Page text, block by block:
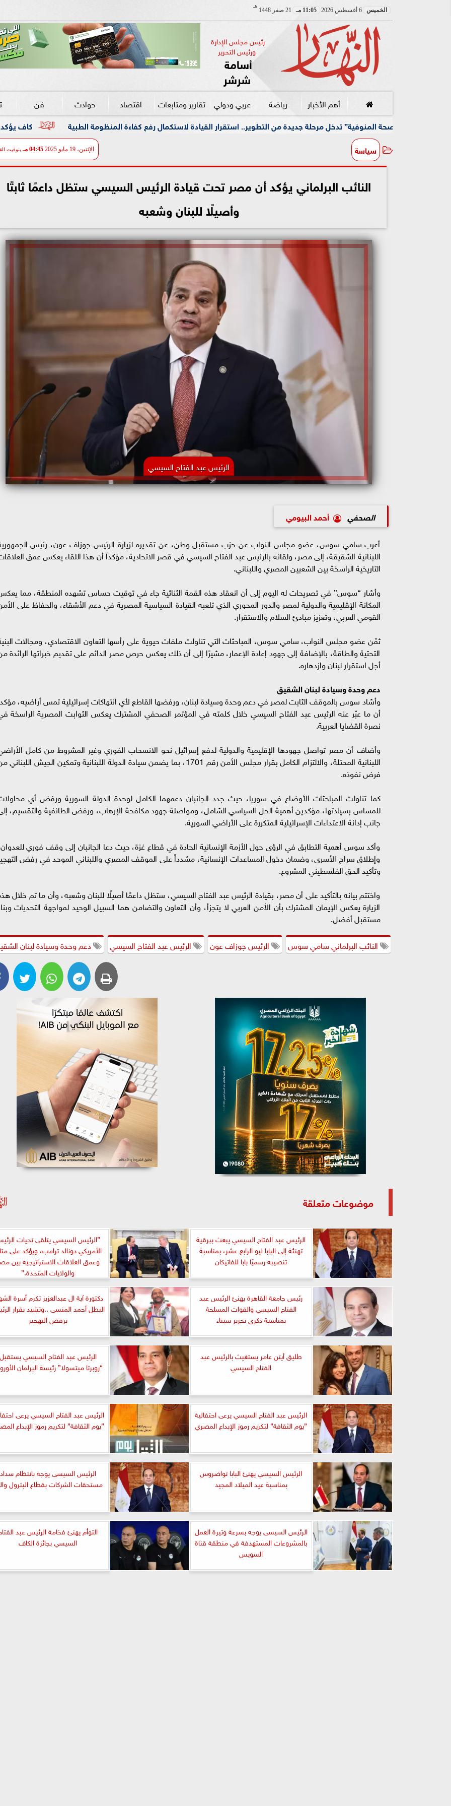
الخميس 6 أغسطس 2026 11:05 مـ 21 صفر 1448
هـ
رئيس مجلس الإدارة
ورئيس التحرير
أسامة
شرشر
أهم الأخبار رياضة عربي ودولي تقارير ومتابعات اقتصاد حوادث فن
كاف يؤكد دعمه لإنفانتينو تدخل مرحلة جديدة من التطوير.. استقرار القيادة لاستكمال رفع كفاءة المنظومة الطبية
سياسة الإثنين، 19 مايو 2025 04:45 مـ بتوقيت
النائب البرلماني يؤكد أن مصر تحت قيادة الرئيس السيسي ستظل داعمًا ثابتًا
وأصيلًا للبنان وشعبه
الرئيس عبد الفتاح السيسي
الصحفي أحمد البيومي
أعرب سامي سوس، عضو مجلس النواب عن حزب مستقبل وطن، عن تقديره لزيارة الرئيس جوزاف عون، رئيس
اللبنانية الشقيقة، إلى مصر، ولقائه بالرئيس عبد الفتاح السيسي في قصر الاتحادية، مؤكداً أن هذا اللقاء يعكس عمق
التاريخية الراسخة بين الشعبين المصري واللبناني.
وأشار “سوس” في تصريحات له اليوم إلى أن انعقاد هذه القمة الثنائية جاء في توقيت حساس تشهده المنطقة، مما
المكانة الإقليمية والدولية لمصر والدور المحوري الذي تلعبه القيادة السياسية المصرية في دعم الأشقاء، والحفاظ على
القومي العربي، وتعزيز مبادئ السلام والاستقرار.
ثمّن عضو مجلس النواب، سامي سوس، المباحثات التي تناولت ملفات حيوية على رأسها التعاون الاقتصادي، ومجالات
التحتية والطاقة، بالإضافة إلى جهود إعادة الإعمار، مشيرًا إلى أن ذلك يعكس حرص مصر الدائم على تقديم خبراتها الرائدة
أجل استقرار لبنان وازدهاره.
دعم وحدة وسيادة لبنان الشقيق
وأشاد سوس بالموقف الثابت لمصر في دعم وحدة وسيادة لبنان، ورفضها القاطع لأي انتهاكات إسرائيلية تمس أراضيه،
أن ما عبّر عنه الرئيس عبد الفتاح السيسي خلال كلمته في المؤتمر الصحفي المشترك يعكس الثوابت المصرية الراسخة
نصرة القضايا العربية.
وأضاف أن مصر تواصل جهودها الإقليمية والدولية لدفع إسرائيل نحو الانسحاب الفوري وغير المشروط من كامل
اللبنانية المحتلة، والالتزام الكامل بقرار مجلس الأمن رقم 1701، بما يضمن سيادة الدولة اللبنانية وتمكين الجيش
فرض نفوذه.
كما تناولت المباحثات الأوضاع في سوريا، حيث جدد الجانبان دعمهما الكامل لوحدة الدولة السورية ورفض أي
للمساس بسيادتها، مؤكدين أهمية الحل السياسي الشامل، ومواصلة جهود مكافحة الإرهاب، ورفض الطائفية والتقسيم،
جانب إدانة الاعتداءات الإسرائيلية المتكررة على الأراضي السورية.
وأكد سوس أهمية التطابق في الرؤى حول الأزمة الإنسانية الحادة في قطاع غزة، حيث دعا الجانبان إلى وقف فوري
وإطلاق سراح الأسرى، وضمان دخول المساعدات الإنسانية، مشدداً على الموقف المصري واللبناني الموحد في رفض
وتأكيد الحق الفلسطيني المشروع.
واختتم بيانه بالتأكيد على أن مصر، بقيادة الرئيس عبد الفتاح السيسي، ستظل داعمًا أصيلًا للبنان وشعبه، وأن ما تم خلال
الزيارة يعكس الإيمان المشترك بأن الأمن العربي لا يتجزأ، وأن التعاون والتضامن هما السبيل الوحيد لمواجهة التحديات
مستقبل أفضل.
النائب البرلماني سامي سوس
الرئيس جوزاف عون الرئيس عبد الفتاح السيسي دعم وحدة وسيادة لبنان
موضوعات متعلقة
الرئيس عبد الفتاح السيسي يبعث ببرقية
تهنئة إلى البابا ليو الرابع عشر، بمناسبة
تنصيبه رسميًا بابا للفاتيكان
”الرئيس السيسي يتلقى تحيات
الأمريكي دونالد ترامب، ويؤكد على
وعمق العلاقات الاستراتيجية بين
والولايات المتحدة.”
رئيس جامعة القاهرة يهنئ الرئيس عبد
الفتاح السيسي والقوات المسلحة
بمناسبة ذكرى تحرير سيناء
دكتورة آية ال عبدالعزيز تكرم أسرة
البطل أحمد المنسى ..وتشيد بقرار
برفض التهجير
طليق أيتن عامر يستغيث بالرئيس عبد
الفتاح السيسي
الرئيس عبد الفتاح السيسي
“روبرتا ميتسولا” رئيسة البرلمان
الرئيس عبد الفتاح السيسي يرعى احتفالية
”يوم الثقافة” لتكريم رموز الإبداع المصري
الرئيس عبد الفتاح السيسي يرعى
”يوم الثقافة” لتكريم رموز الإبداع
الرئيس السيسي يهنئ البابا تواضروس
بمناسبة عيد الميلاد المجيد
الرئيس السيسى يوجه بانتظام سداد
مستحقات الشركات بقطاع البترول
الرئيس السيسى يوجه بسرعة وتيرة العمل
بالمشروعات المستهدفة في منطقة قناة
السويس
التوأم يهنئ فخامة الرئيس عبد
السيسي بجائزة الكاف